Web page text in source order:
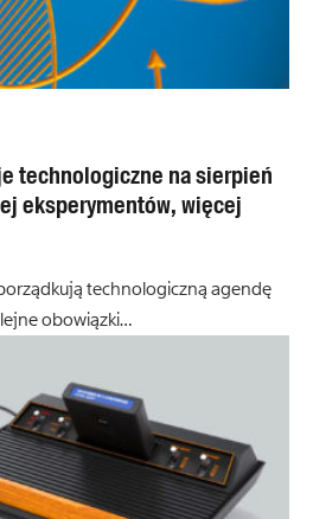
technologiczne na sierpień
eksperymentów, więcej
technologiczną agendę
obowiązki…